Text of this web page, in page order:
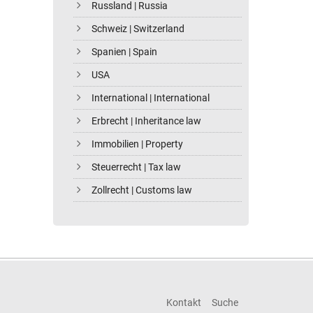
Russland | Russia
Schweiz | Switzerland
Spanien | Spain
USA
International | International
Erbrecht | Inheritance law
Immobilien | Property
Steuerrecht | Tax law
Zollrecht | Customs law
Kontakt Suche